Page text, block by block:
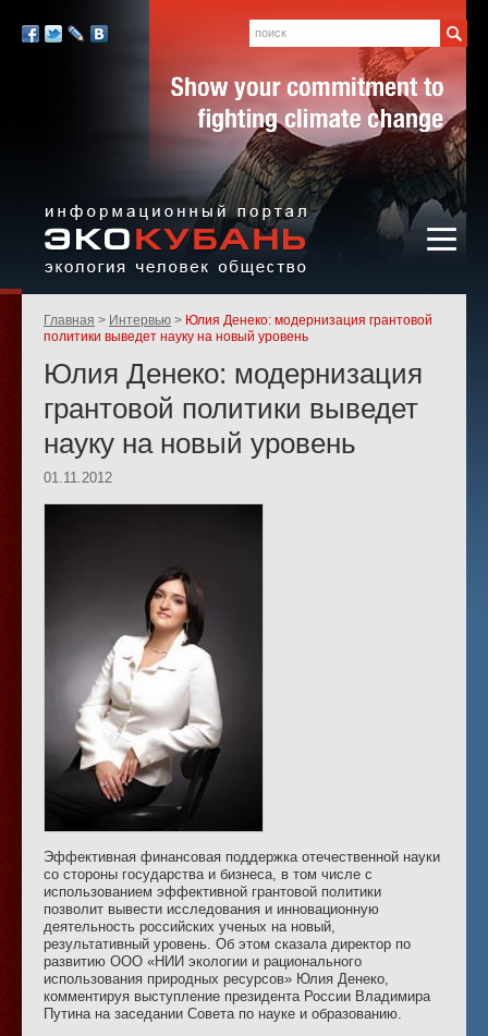
«ЭКО-КУБАНЬ»
человек,
общество
Родительские
страницы:
Главная Интервью
Юлия Денеко: модернизация грантовой
политики выведет науку на новый уровень
Юлия Денеко: модернизация
грантовой политики выведет
науку на новый уровень
01.11.2012
Эффективная финансовая поддержка отечественной науки
со стороны государства и бизнеса, в том числе с
использованием эффективной грантовой политики
позволит вывести исследования и инновационную
деятельность российских ученых на новый,
результативный уровень. Об этом сказала директор по
развитию ООО «НИИ экологии и рационального
использования природных ресурсов» Юлия Денеко,
комментируя выступление президента России Владимира
Путина на заседании Совета по науке и образованию.
Мы
Поиск